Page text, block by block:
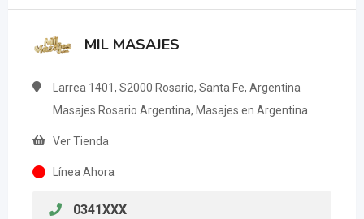
MIL MASAJES
Larrea 1401, S2000 Rosario, Santa Fe, Argentina
Masajes Rosario Argentina, Masajes en Argentina
Ver Tienda
Línea Ahora
0341XXX